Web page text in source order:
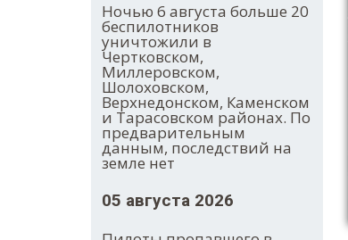
Ночью 6 августа больше 20
беспилотников
уничтожили в
Чертковском,
Миллеровском,
Шолоховском,
Верхнедонском, Каменском
и Тарасовском районах. По
предварительным
данным, последствий на
земле нет
05 августа 2026